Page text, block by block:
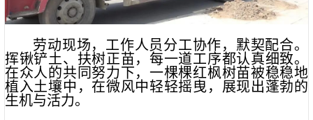
劳动现场，工作人员分工协作，默契配合。
挥锹铲土、扶树正苗，每一道工序都认真细致。
在众人的共同努力下，一棵棵红枫树苗被稳稳地
植入土壤中，在微风中轻轻摇曳，展现出蓬勃的
生机与活力。